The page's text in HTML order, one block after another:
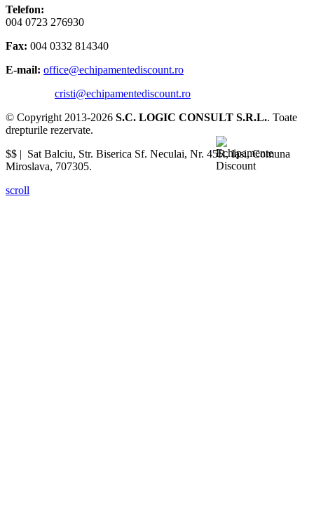
Telefon:
004 0723 276930
Fax: 004 0332 814340
E-mail: office@echipamentediscount.ro
cristi@echipamentediscount.ro
© Copyright 2013-2026 S.C. LOGIC CONSULT S.R.L.. Toate
drepturile rezervate.
$$ | Sat Balciu, Str. Biserica Sf. Neculai, Nr. 45R,Iasi,Comuna
Miroslava, 707305.
scroll